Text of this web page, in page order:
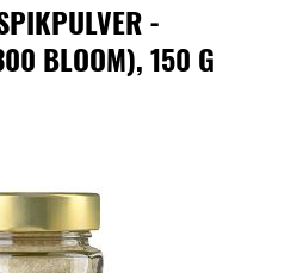
-
BLOOM), 150 G